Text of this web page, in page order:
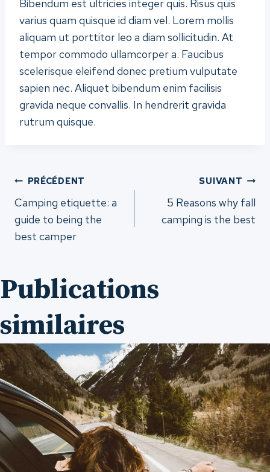
Bibendum est ultricies integer quis. Risus quis
varius quam quisque id diam vel. Lorem mollis
aliquam ut porttitor leo a diam sollicitudin. At
tempor commodo ullamcorper a. Faucibus
scelerisque eleifend donec pretium vulputate
sapien nec. Aliquet bibendum enim facilisis
gravida neque convallis. In hendrerit gravida
rutrum quisque.
Navigation
de
PRÉCÉDENT
Camping etiquette: a
guide to being the
best camper
SUIVANT
5 Reasons why fall
camping is the best
Publications
similaires